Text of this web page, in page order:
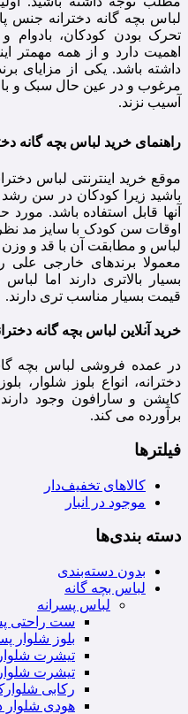
لباس بچه گانه دخترانه جنس
تحرک بودن کودکان، بادوام
اهمیت دارد و از همه مهمتر
داشته باشد. یکی از مزایای
مرغوب و در عین حال سبک و
آسیب نزند.
راهنمای خرید لباس بچه گانه
موقع خرید اینترنتی لباس
باشید زیرا کودکان در سن رشد
آنها قابل استفاده باشد.
اوقات سن کودک با سایز مد نظر
لباس و مطابقت آن با قد و وزن
معمولا برندهای خارجی علی
بسیار بالاتری دارند اما
قیمت بسیار مناسب تری دارند.
خرید آنلاین لباس بچه گانه
در عمده فروشی لباس بچه
دخترانه، انواع بلوز
کاپشن و سارافون وجود
برآورده می کند.
فیلترها
کالاهای تخفیف‌دار
موجود در انبار
دسته‌ بندی‌ها
بدون دسته‌بندی
لباس بچه گانه
لباس پسرانه
ست راحتی
بلوز شلوار
تیشرت
تیشرت
رکابی
هودی شلوار